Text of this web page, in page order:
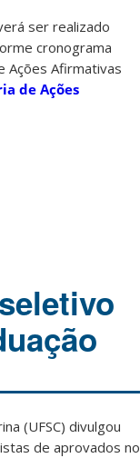
ser realizado
cronograma
Ações Afirmativas
de Ações
(UFSC) divulgou
de aprovados no